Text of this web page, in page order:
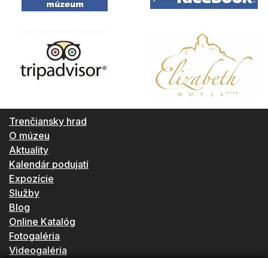
Trenčiansky hrad
O múzeu
Aktuality
Kalendár podujatí
Expozície
Služby
Blog
Online Katalóg
Fotogaléria
Videogaléria